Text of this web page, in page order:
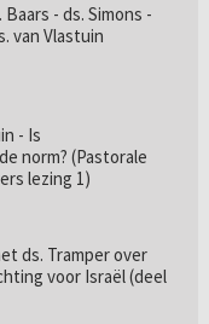
- ds. Simons -
van Vlastuin
- Is
norm? (Pastorale
lezing 1)
ds. Tramper over
voor Israël (deel